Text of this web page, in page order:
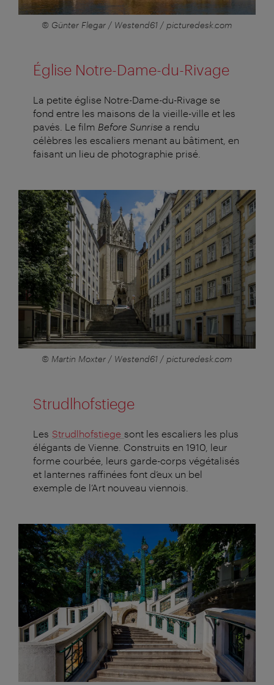
© Günter Flegar / Westend61 / picturedesk.com
Église Notre-Dame-du-Rivage
La petite église Notre-Dame-du-Rivage se
fond entre les maisons de la vieille-ville et les
pavés. Le film Before Sunrise a rendu
célèbres les escaliers menant au bâtiment, en
faisant un lieu de photographie prisé.
© Martin Moxter / Westend61 / picturedesk.com
Strudlhofstiege
Les Strudlhofstiege sont les escaliers les plus
élégants de Vienne. Construits en 1910, leur
forme courbée, leurs garde-corps végétalisés
et lanternes raffinées font d’eux un bel
exemple de l’Art nouveau viennois.